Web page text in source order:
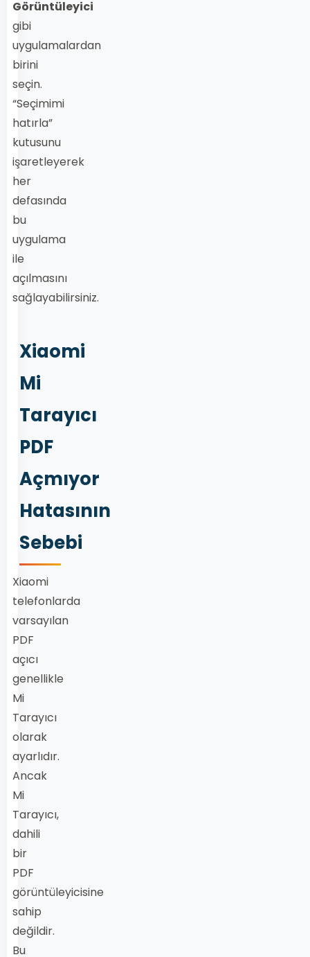
Görüntüleyici
gibi
uygulamalardan
birini
seçin.
“Seçimimi
hatırla”
kutusunu
işaretleyerek
her
defasında
bu
uygulama
ile
açılmasını
sağlayabilirsiniz.
Xiaomi
Mi
Tarayıcı
PDF
Açmıyor
Hatasının
Sebebi
Xiaomi
telefonlarda
varsayılan
PDF
açıcı
genellikle
Mi
Tarayıcı
olarak
ayarlıdır.
Ancak
Mi
Tarayıcı,
dahili
bir
PDF
görüntüleyicisine
sahip
değildir.
Bu